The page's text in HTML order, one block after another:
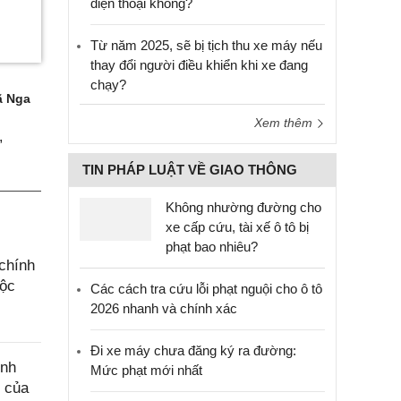
Nga
,
của
điện thoại không?
Từ năm 2025, sẽ bị tịch thu xe máy nếu
thay đổi người điều khiển khi xe đang
chạy?
Xem thêm
TIN PHÁP LUẬT VỀ GIAO THÔNG
Không nhường đường cho
xe cấp cứu, tài xế ô tô bị
phạt bao nhiêu?
Các cách tra cứu lỗi phạt nguội cho ô tô
2026 nhanh và chính xác
Đi xe máy chưa đăng ký ra đường:
Mức phạt mới nhất